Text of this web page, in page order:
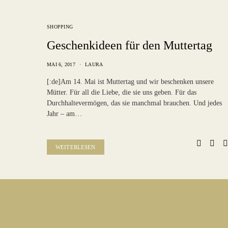
SHOPPING
Geschenkideen für den Muttertag
MAI 6, 2017 LAURA
[:de]Am 14. Mai ist Muttertag und wir beschenken unsere
Mütter. Für all die Liebe, die sie uns geben. Für das
Durchhaltevermögen, das sie manchmal brauchen. Und jedes
Jahr – am…
WEITERLESEN